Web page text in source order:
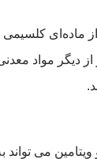
ماده‌ای
می